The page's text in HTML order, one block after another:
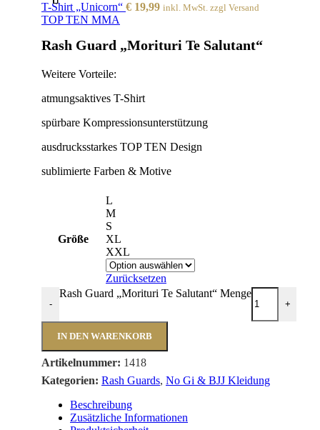
T-Shirt „Unicorn“ € 19,99 inkl. MwSt. zzgl Versand
TOP TEN MMA
Rash Guard „Morituri Te Salutant“
Weitere Vorteile:
atmungsaktives T-Shirt
spürbare Kompressionsunterstützung
ausdrucksstarkes TOP TEN Design
sublimierte Farben & Motive
Größe
L
M
S
XL
XXL
Zurücksetzen
-
Rash Guard „Morituri Te Salutant“ Menge
+
IN DEN WARENKORB
Artikelnummer: 1418
Kategorien: Rash Guards, No Gi & BJJ Kleidung
Beschreibung
Zusätzliche Informationen